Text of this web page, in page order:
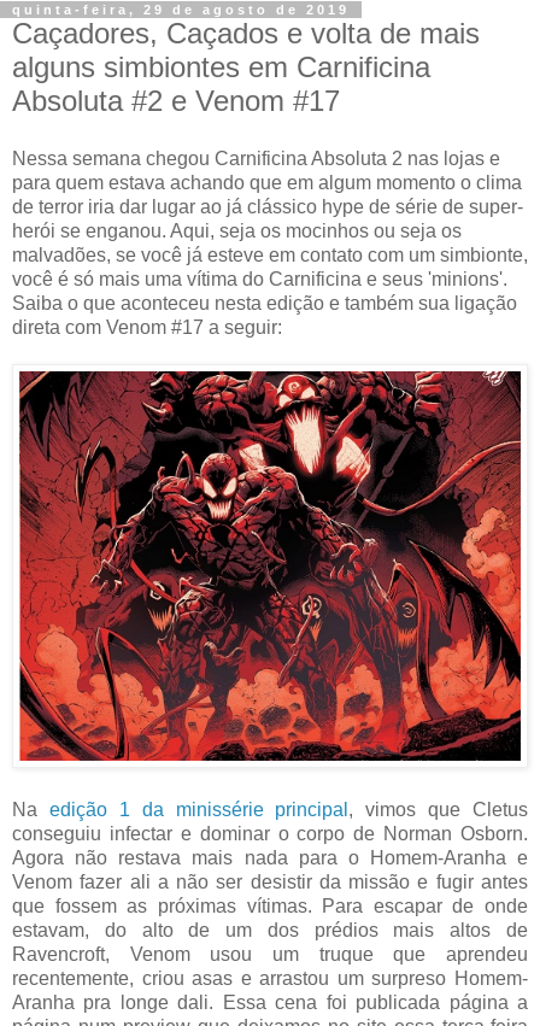
quinta-feira, 29 de agosto de 2019
Caçadores, Caçados e volta de mais
alguns simbiontes em Carnificina
Absoluta #2 e Venom #17
Nessa semana chegou Carnificina Absoluta 2 nas lojas e
para quem estava achando que em algum momento o clima
de terror iria dar lugar ao já clássico hype de série de super-
herói se enganou. Aqui, seja os mocinhos ou seja os
malvadões, se você já esteve em contato com um simbionte,
você é só mais uma vítima do Carnificina e seus 'minions'.
Saiba o que aconteceu nesta edição e também sua ligação
direta com Venom #17 a seguir:
Na edição 1 da minissérie principal , vimos que Cletus
conseguiu infectar e dominar o corpo de Norman Osborn.
Agora não restava mais nada para o Homem-Aranha e
Venom fazer ali a não ser desistir da missão e fugir antes
que fossem as próximas vítimas. Para escapar de onde
estavam, do alto de um dos prédios mais altos de
Ravencroft, Venom usou um truque que aprendeu
recentemente, criou asas e arrastou um surpreso Homem-
Aranha pra longe dali. Essa cena foi publicada página a